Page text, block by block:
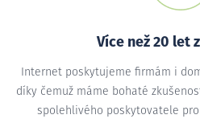
Více než 20 let
Internet poskytujeme firmám i
díky čemuž máme bohaté
spolehlivého poskytovatele